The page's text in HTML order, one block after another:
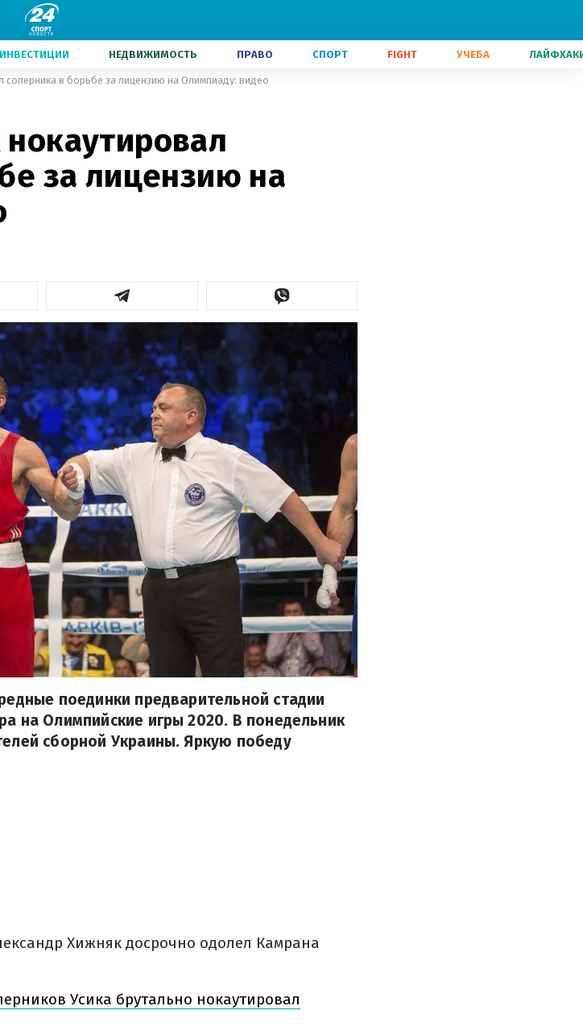
ИНВЕСТИЦИИ НЕДВИЖИМОСТЬ ПРАВО СПОРТ FIGHT УЧЕБА
соперника в борьбе за лицензию на Олимпиаду: видео
за лицензию на
поединки предварительной стадии
на Олимпийские игры 2020. В понедельник
сборной Украины. Яркую победу
Хижняк досрочно одолел Камрана
Усика брутально нокаутировал